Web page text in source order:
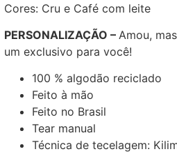
Cores: Cru e Café com leite
PERSONALIZAÇÃO – Amou,
um exclusivo para você!
100 % algodão reciclado
Feito à mão
Feito no Brasil
Tear manual
Técnica de tecelagem: